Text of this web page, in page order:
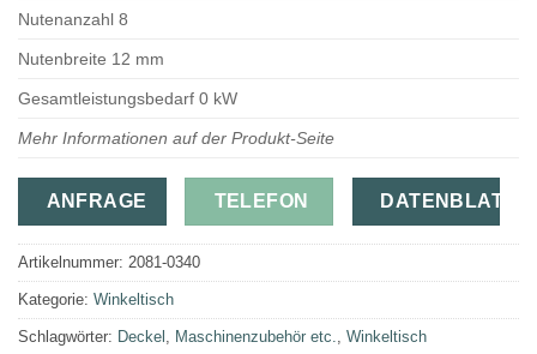
Nutenanzahl 8
Nutenbreite 12 mm
Gesamtleistungsbedarf 0 kW
Mehr Informationen auf der Produkt-Seite
ANFRAGE TELEFON DATENBLATT
Artikelnummer: 2081-0340
Kategorie: Winkeltisch
Schlagwörter: Deckel , Maschinenzubehör etc., Winkeltisch